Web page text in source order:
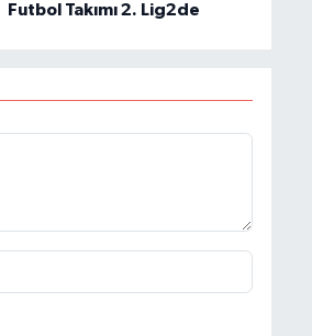
Futbol Takımı 2. Lig2de